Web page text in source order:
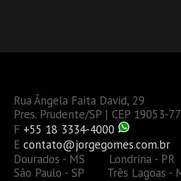
Rua Ângela Faita David, 29
Pres. Prudente/SP | CEP 19053-
F +55 18 3334-4000
E contato@jorgegomes.com.br
Dourados - MS Londrina -
São Paulo - SP Três Lagoas -